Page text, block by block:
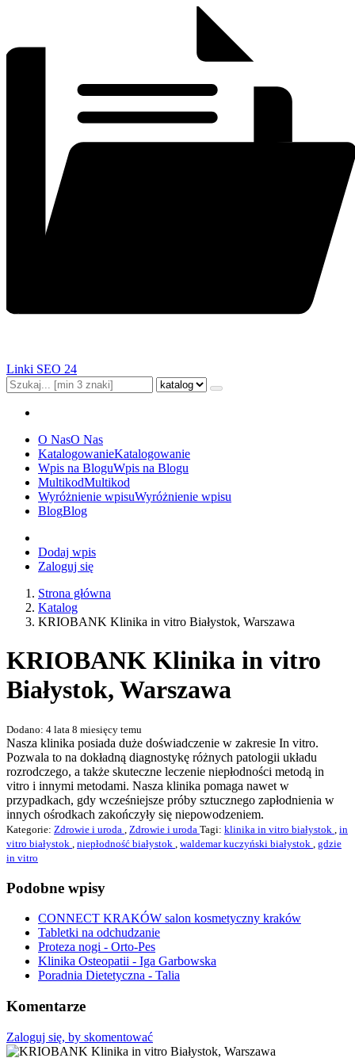
Linki SEO 24
O NasO Nas
KatalogowanieKatalogowanie
Wpis na BloguWpis na Blogu
MultikodMultikod
Wyróżnienie wpisuWyróżnienie wpisu
BlogBlog
Dodaj wpis
Zaloguj się
Strona główna
Katalog
KRIOBANK Klinika in vitro Białystok, Warszawa
KRIOBANK Klinika in vitro
Białystok, Warszawa
Dodano: 4 lata 8 miesięcy temu
Nasza klinika posiada duże doświadczenie w zakresie In vitro.
Pozwala to na dokładną diagnostykę różnych patologii układu
rozrodczego, a także skuteczne leczenie niepłodności metodą in
vitro i innymi metodami. Nasza klinika pomaga nawet w
przypadkach, gdy wcześniejsze próby sztucznego zapłodnienia w
innych ośrodkach zakończyły się niepowodzeniem.
Kategorie: Zdrowie i uroda Zdrowie i uroda Tagi: klinika in vitro białystok
in
vitro białystok
niepłodność białystok waldemar kuczyński białystok
gdzie
in vitro
Podobne wpisy
CONNECT KRAKÓW salon kosmetyczny kraków
Tabletki na odchudzanie
Proteza nogi - Orto-Pes
Klinika Osteopatii - Iga Garbowska
Poradnia Dietetyczna - Talia
Komentarze
Zaloguj się, by skomentować